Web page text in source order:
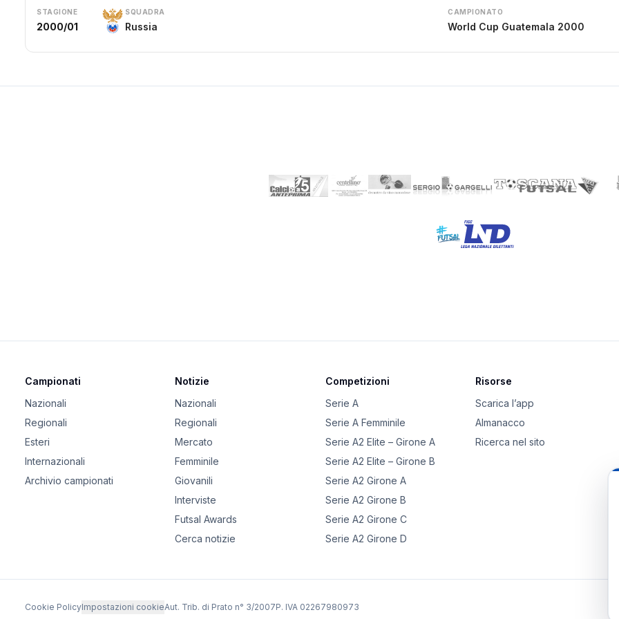
STAGIONE
2000/01
SQUADRA
Russia
CAMPIONATO
World Cup Guatemala 2000
Campionati
Nazionali
Regionali
Esteri
Internazionali
Archivio campionati
Notizie
Nazionali
Regionali
Mercato
Femminile
Giovanili
Interviste
Futsal Awards
Cerca notizie
Competizioni
Serie A
Serie A Femminile
Serie A2 Elite – Girone A
Serie A2 Elite – Girone B
Serie A2 Girone A
Serie A2 Girone B
Serie A2 Girone C
Serie A2 Girone D
Risorse
Scarica l’app
Almanacco
Ricerca nel sito
Cookie PolicyImpostazioni cookieAut. Trib. di Prato n° 3/2007P. IVA 02267980973